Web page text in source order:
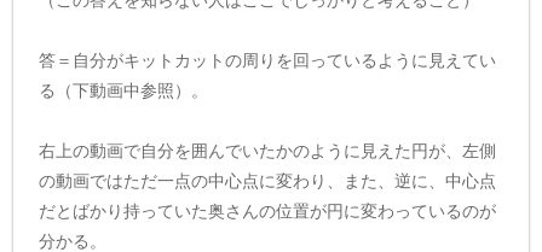
答＝自分がキットカットの周りを回っているように見えてい
る（下動画中参照）。
右上の動画で自分を囲んでいたかのように見えた円が、左側
の動画ではただ一点の中心点に変わり、また、逆に、中心点
だとばかり持っていた奥さんの位置が円に変わっているのが
分かる。